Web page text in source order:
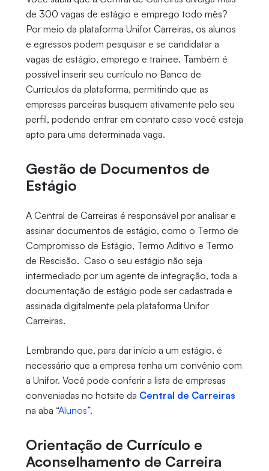
de 300 vagas de estágio e emprego todo mês?
Por meio da plataforma Unifor Carreiras, os alunos
e egressos podem pesquisar e se candidatar a
vagas de estágio, emprego e trainee. Também é
possível inserir seu currículo no Banco de
Currículos da plataforma, permitindo que as
empresas parceiras busquem ativamente pelo seu
perfil, podendo entrar em contato caso você esteja
apto para uma determinada vaga.
Gestão de Documentos de
Estágio
A Central de Carreiras é responsável por analisar e
assinar documentos de estágio, como o Termo de
Compromisso de Estágio, Termo Aditivo e Termo
de Rescisão. Caso o seu estágio não seja
intermediado por um agente de integração, toda a
documentação de estágio pode ser cadastrada e
assinada digitalmente pela plataforma Unifor
Carreiras.
Lembrando que, para dar início a um estágio, é
necessário que a empresa tenha um convênio com
a Unifor. Você pode conferir a lista de empresas
conveniadas no hotsite da Central de Carreiras
na aba “Alunos”.
Orientação de Currículo e
Aconselhamento de Carreira